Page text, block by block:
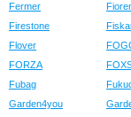
Fermer
Firestone
Flover
FORZA
Fubag
Garden4you